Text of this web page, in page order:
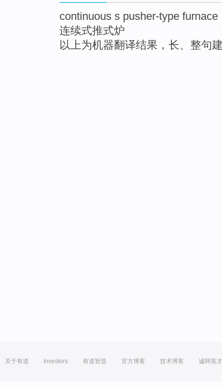
continuous s pusher-type furnace
连续式推式炉
以上为机器翻译结果，长、整句
关于有道 Investors 有道智选 官方博客 技术博客 诚聘英才